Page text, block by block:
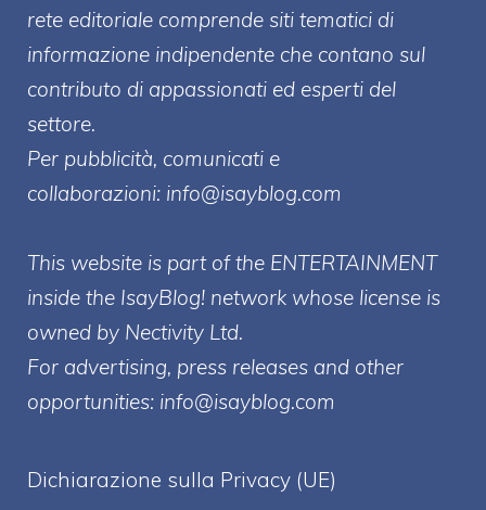
rete editoriale comprende siti tematici di
informazione indipendente che contano sul
contributo di appassionati ed esperti del
settore.
Per pubblicità, comunicati e
collaborazioni: info@isayblog.com
This website is part of the ENTERTAINMENT
inside the IsayBlog! network whose license is
owned by Nectivity Ltd.
For advertising, press releases and other
opportunities: info@isayblog.com
Dichiarazione sulla Privacy (UE)